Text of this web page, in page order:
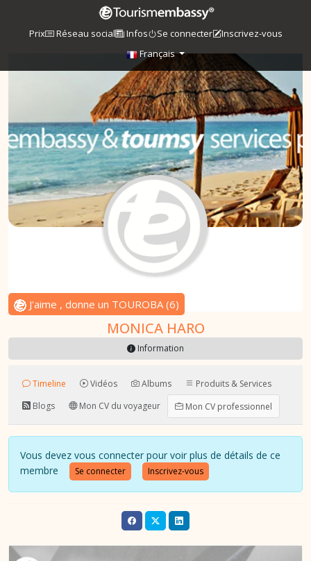
Prix Réseau social Infos Se connecter
Inscrivez-vous
Français
J'aime , donne un TOUROBA(6)
MONICA HARO
Information
Timeline Vidéos Albums
Produits & Services
Blogs
Mon CV du voyageur Mon CV professionnel
Vous devez vous connecter pour voir plus de détails de ce
membre
Se connecter Inscrivez-vous